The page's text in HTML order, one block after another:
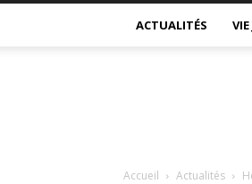
ACTUALITÉS VIE
Accueil Actualités